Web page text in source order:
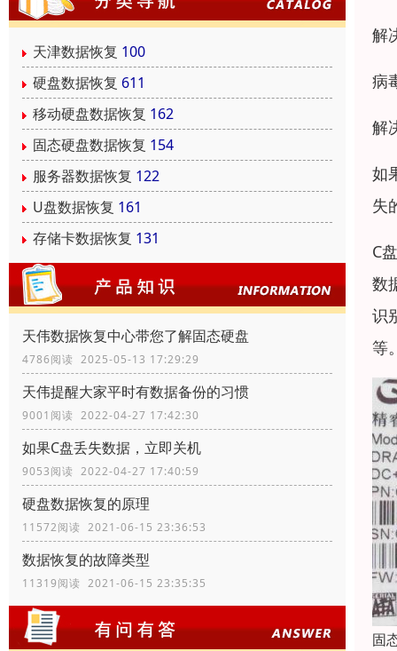
天津数据恢复 100
硬盘数据恢复 611
移动硬盘数据恢复 162
固态硬盘数据恢复 154
服务器数据恢复 122
U盘数据恢复 161
存储卡数据恢复 131
天伟数据恢复中心带您了解固态硬盘
4786阅读 2025-05-13 17:29:29
天伟提醒大家平时有数据备份的习惯
9001阅读 2022-04-27 17:42:30
如果C盘丢失数据，立即关机
9053阅读 2022-04-27 17:40:59
硬盘数据恢复的原理
11572阅读 2021-06-15 23:36:53
数据恢复的故障类型
11319阅读 2021-06-15 23:35:35
解
病
解
如
失
C
数
识
等
固